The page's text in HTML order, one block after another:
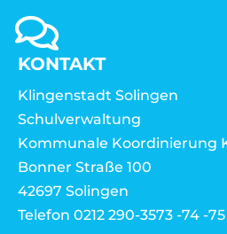
KONTAKT
Klingenstadt Solingen
Schulverwaltung
Kommunale Koordinierung
Bonner Straße 100
42697 Solingen
Telefon 0212 290-3573 -74 -75